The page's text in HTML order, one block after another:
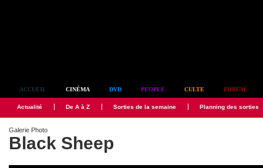
ACCUEIL CINÉMA DVD PEOPLE CULTE FORUM
Actualité De A à Z Sorties de la semaine Planning des sorties
Galerie Photo
Black Sheep